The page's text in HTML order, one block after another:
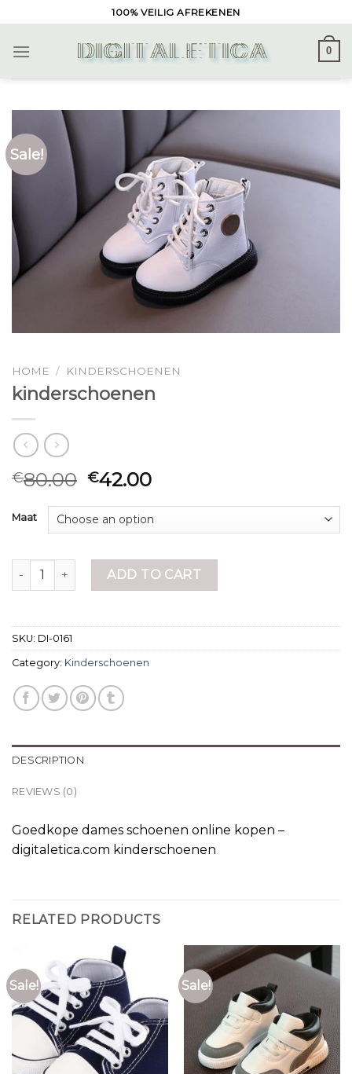
to
content
100% VEILIG AFREKENEN
0
Sale!
HOME / KINDERSCHOENEN
kinderschoenen
€80.00 €42.00
Maat
kinderschoenen quantityADD TO CART
SKU: DI-0161
Category: Kinderschoenen
DESCRIPTION
REVIEWS (0)
Goedkope dames schoenen online kopen –
digitaletica.com kinderschoenen
RELATED PRODUCTS
Sale! Sale!